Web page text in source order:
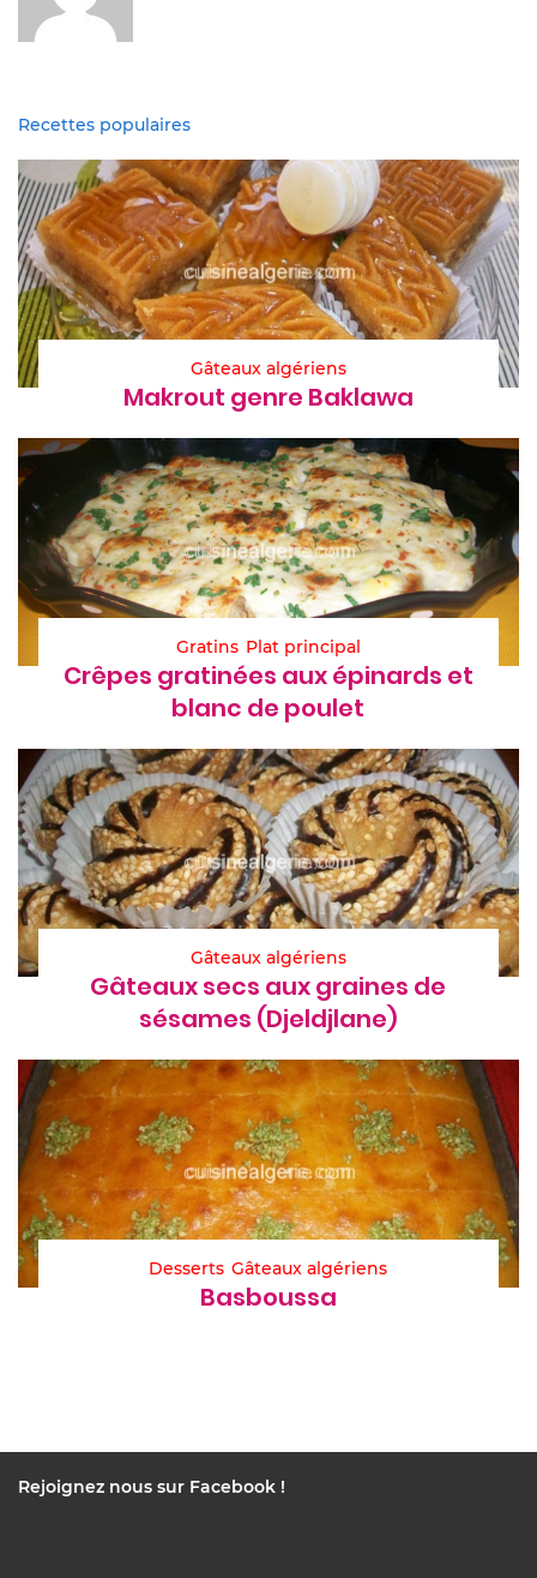
Recettes populaires
Gâteaux algériens
Makrout genre Baklawa
Gratins Plat principal
Crêpes gratinées aux épinards et
blanc de poulet
Gâteaux algériens
Gâteaux secs aux graines de
sésames (Djeldjlane)
Desserts Gâteaux algériens
Basboussa
Rejoignez nous sur Facebook !